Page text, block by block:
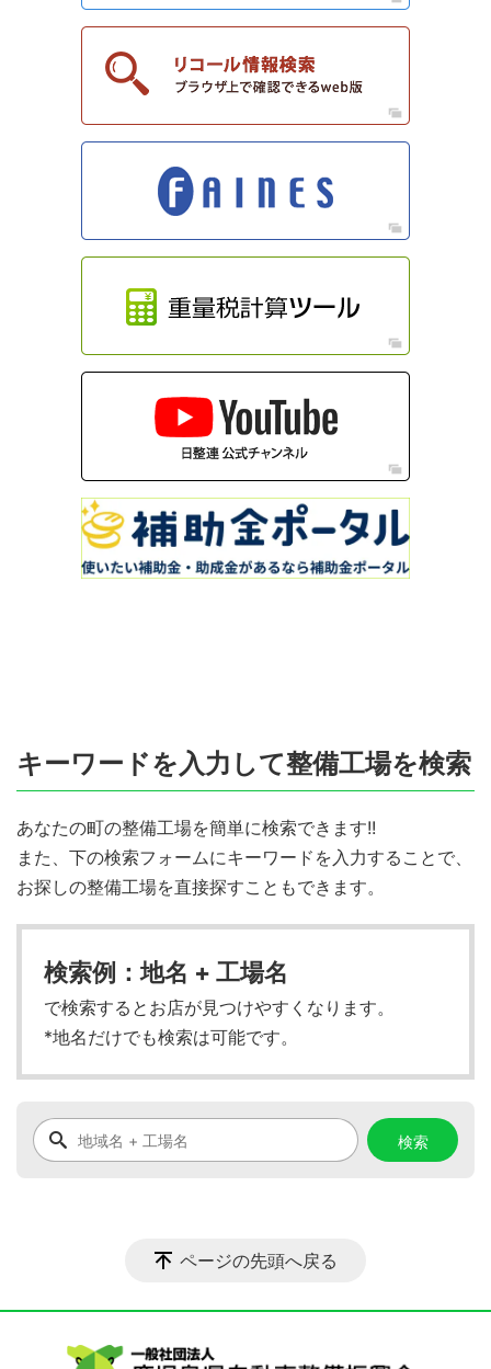
キーワードを入力して整備工場を検索
あなたの町の整備工場を簡単に検索できます!!
また、下の検索フォームにキーワードを入力することで、
お探しの整備工場を直接探すこともできます。
検索例：地名 + 工場名
で検索するとお店が見つけやすくなります。
*地名だけでも検索は可能です。
ページの先頭へ戻る